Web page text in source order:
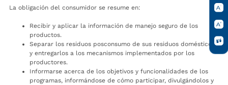
La obligación del consumidor se resume en:
Recibir y aplicar la información de manejo seguro de los
productos.
Separar los residuos posconsumo de sus residuos domésticos
y entregarlos a los mecanismos implementados por los
productores.
Informarse acerca de los objetivos y funcionalidades de los
programas, informándose de cómo participar, divulgándolos y